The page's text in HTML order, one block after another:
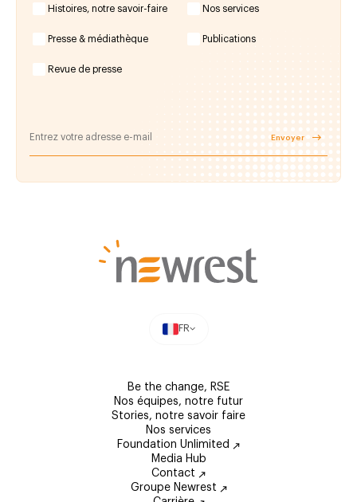
Histoires, notre savoir-faire Nos services
Presse & médiathèque Publications
Revue de presse
Envoyer
FR
Be the change, RSE
Nos équipes, notre futur
Stories, notre savoir faire
Nos services
Foundation Unlimited
Media Hub
Contact
Groupe Newrest